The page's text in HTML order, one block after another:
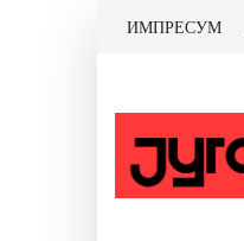
ИМПРЕСУМ